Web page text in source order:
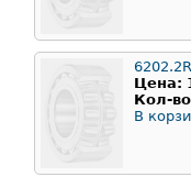
Цена:
Кол-
В